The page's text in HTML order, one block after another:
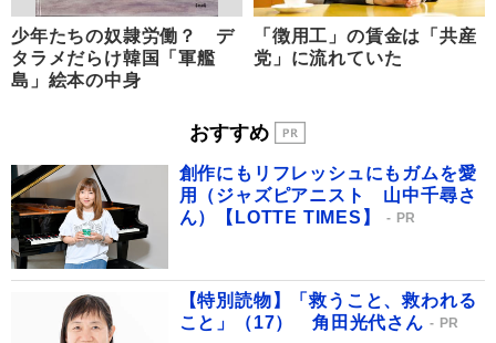
少年たちの奴隷労働？ デ
タラメだらけ韓国「軍艦
島」絵本の中身
「徴用工」の賃金は「共産
党」に流れていた
おすすめ
創作にもリフレッシュにもガムを愛
用（ジャズピアニスト 山中千尋さ
ん）【LOTTE TIMES】
PR
【特別読物】「救うこと、救われる
こと」（17） 角田光代さん
PR